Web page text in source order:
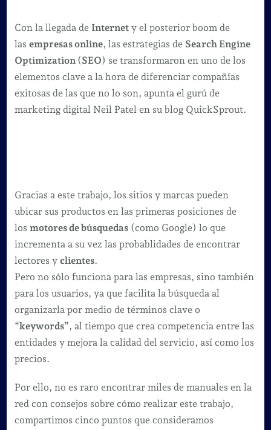
pasos
para
mejorar
tu
estrategia
de
Con la llegada de Internety el posterior boom de
las empresas online, las estrategias de Search Engine
Optimization (SEO) se transformaron en uno de los
elementos clave a la hora de diferenciar compañías
exitosas de las que no lo son, apunta el gurú de
marketing digital Neil Patel en su blog QuickSprout.
Gracias a este trabajo, los sitios y marcas pueden
ubicar sus productos en las primeras posiciones de
los motores de búsquedas(como Google) lo que
incrementa a su vez las probablidades de encontrar
lectores y clientes.
Pero no sólo funciona para las empresas, sino también
para los usuarios, ya que facilita la búsqueda al
organizarla por medio de términos clave o
“keywords”, al tiempo que crea competencia entre las
entidades y mejora la calidad del servicio, así como los
precios.
Por ello, no es raro encontrar miles de manuales en la
red con consejos sobre cómo realizar este trabajo,
compartimos cinco puntos que consideramos